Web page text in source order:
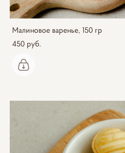
Малиновое варенье, 150 гр
450 pуб.